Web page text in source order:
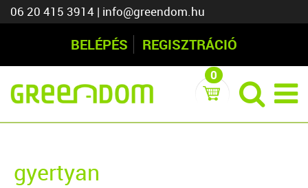
06 20 415 3914 | info@greendom.hu
BELÉPÉS REGISZTRÁCIÓ
0
gyertyan